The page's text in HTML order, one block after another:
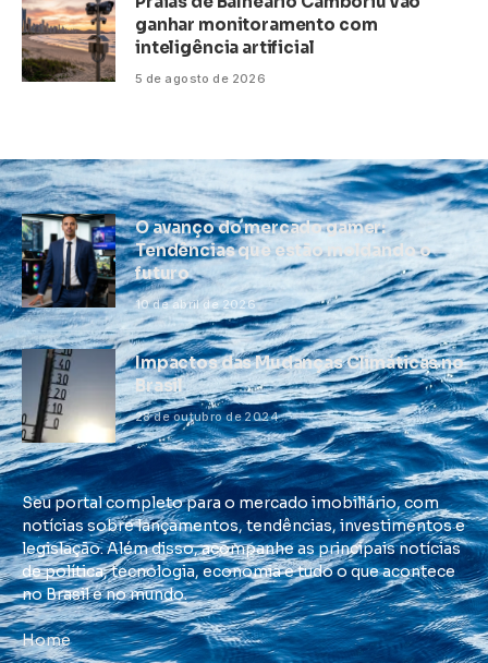
ganhar monitoramento com
inteligência artificial
5 de agosto de 2026
O avanço do mercado gamer:
Tendências que estão moldando o
futuro
10 de abril de 2026
Impactos das Mudanças Climáticas no
Brasil
28 de outubro de 2024
Seu portal completo para o mercado imobiliário, com
notícias sobre lançamentos, tendências, investimentos e
legislação. Além disso, acompanhe as principais notícias
de política, tecnologia, economia e tudo o que acontece
no Brasil e no mundo.
Home